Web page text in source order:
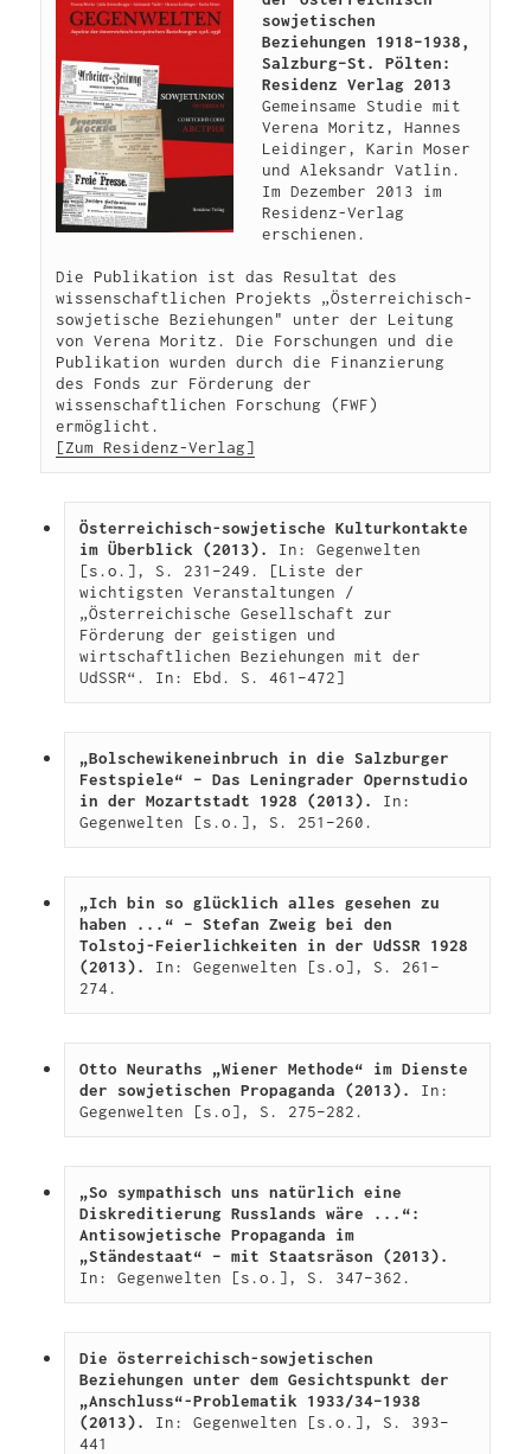
sowjetischen
Beziehungen 1918–1938,
Salzburg–St. Pölten:
Residenz Verlag 2013
Gemeinsame Studie mit
Verena Moritz, Hannes
Leidinger, Karin Moser
und Aleksandr Vatlin.
Im Dezember 2013 im
Residenz-Verlag
erschienen.
Die Publikation ist das Resultat des
wissenschaftlichen Projekts „Österreichisch-
sowjetische Beziehungen" unter der Leitung
von Verena Moritz. Die Forschungen und die
Publikation wurden durch die Finanzierung
des Fonds zur Förderung der
wissenschaftlichen Forschung (FWF)
[Zum Residenz-Verlag]
Österreichisch-sowjetische Kulturkontakte
im Überblick (2013).
In: Gegenwelten
[s.o.], S. 231–249. [Liste der
wichtigsten Veranstaltungen /
„Österreichische Gesellschaft zur
Förderung der geistigen und
wirtschaftlichen Beziehungen mit der
UdSSR“. In: Ebd. S. 461–472]
„Bolschewikeneinbruch in die Salzburger
Festspiele“ – Das Leningrader Opernstudio
in der Mozartstadt 1928 (2013).
In:
Gegenwelten [s.o.], S. 251–260.
„Ich bin so glücklich alles gesehen zu
haben ...“ – Stefan Zweig bei den
Tolstoj-Feierlichkeiten in der UdSSR 1928
(2013).
In: Gegenwelten [s.o], S. 261–
274.
Otto Neuraths „Wiener Methode“ im Dienste
der sowjetischen Propaganda (2013).
In:
Gegenwelten [s.o], S. 275–282.
„So sympathisch uns natürlich eine
Diskreditierung Russlands wäre ...“:
Antisowjetische Propaganda im
„Ständestaat“ – mit Staatsräson (2013).
In: Gegenwelten [s.o.], S. 347–362.
Die österreichisch-sowjetischen
Beziehungen unter dem Gesichtspunkt der
„Anschluss“-Problematik 1933/34–1938
(2013). In: Gegenwelten [s.o.], S. 393–
441